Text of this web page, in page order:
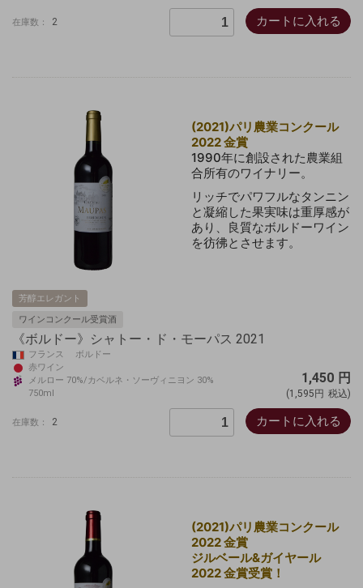
在庫数： 2 カートに入れる
(2021)パリ農業コンクール
2022 金賞
1990年に創設された農業組
合所有のワイナリー。
リッチでパワフルなタンニン
と凝縮した果実味は重厚感が
あり、良質なボルドーワイン
を彷彿とさせます。
芳醇エレガント
ワインコンクール受賞酒
《ボルドー》シャトー・ド・モーパス 2021
フランス ボルドー
赤ワイン
メルロー 70%/カベルネ・ソーヴィニヨン 30%
750ml
1,450 円
(1,595円 税込)
在庫数： 2 カートに入れる
(2021)パリ農業コンクール
2022 金賞
ジルベール&ガイヤール
2022 金賞受賞！